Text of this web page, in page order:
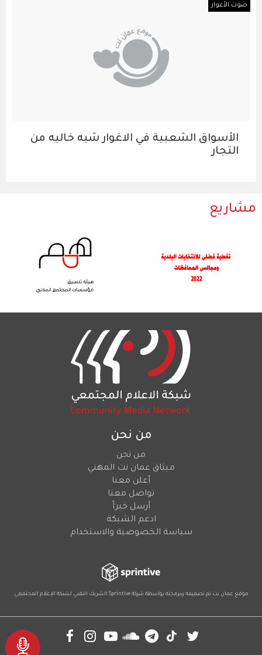
صوت الأغوار
الأسواق الشعبية في الاغوار شبه خاليه من
التجار
مشاريع
من نحن
من نحن
ميثاق عمان نت المهني
أعلن معنا
تواصل معنا
أرسل خبراً
ادعم الشبكة
سياسة الخصوصية والاستخدام
موقع عمان نت تم تصميمه وبرمجته بواسطة شركةSprintive الشريك التقني لشبكة الإعلام المجتمعي